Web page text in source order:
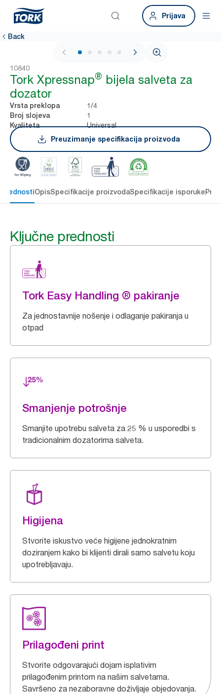
Prijava
Back
1 / 6
10840
Tork Xpressnap® bijela salveta za
dozator
Vrsta preklopa 1/4
Broj slojeva 1
Kvaliteta
Universal
Preuzimanje specifikacija proizvoda
prednostiOpisSpecifikacije proizvodaSpecifikacije isporuke
Ključne prednosti
Tork Easy Handling ® pakiranje
Za jednostavnije nošenje i odlaganje pakiranja u
otpad
Smanjenje potrošnje
Smanjite upotrebu salveta za 25 % u usporedbi s
tradicionalnim dozatorima salveta.
Higijena
Stvorite iskustvo veće higijene jednokratnim
doziranjem kako bi klijenti dirali samo salvetu koju
upotrebljavaju.
Prilagođeni print
Stvorite odgovarajući dojam isplativim
prilagođenim printom na našim salvetama.
Savršeno za nezaboravne doživljaje objedovanja.